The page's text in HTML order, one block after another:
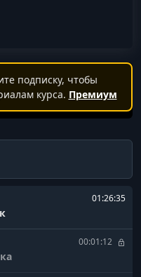
подписку, чтобы
курса. Премиум
01:26:35
00:01:12